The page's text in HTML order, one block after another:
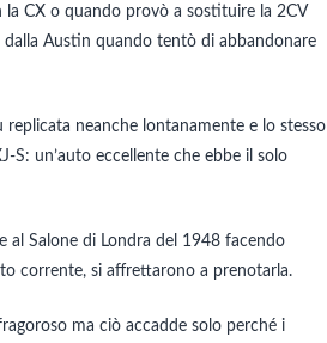
CX o quando provò a sostituire la 2CV
Austin quando tentò di abbandonare
replicata neanche lontanamente e lo stesso
S: un’auto eccellente che ebbe il solo
al Salone di Londra del 1948 facendo
corrente, si affrettarono a prenotarla.
ma ciò accadde solo perché i